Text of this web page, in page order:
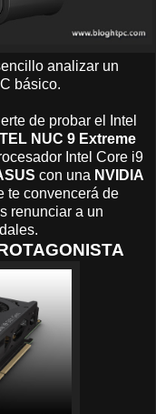
analizar un
básico.
de probar el Intel
NUC 9 Extreme
Intel Core i9
con una NVIDIA
te convencerá de
renunciar a un